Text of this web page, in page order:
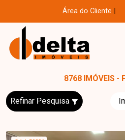
Área do Cliente
8768 IMÓVEIS -
Refinar Pesquisa